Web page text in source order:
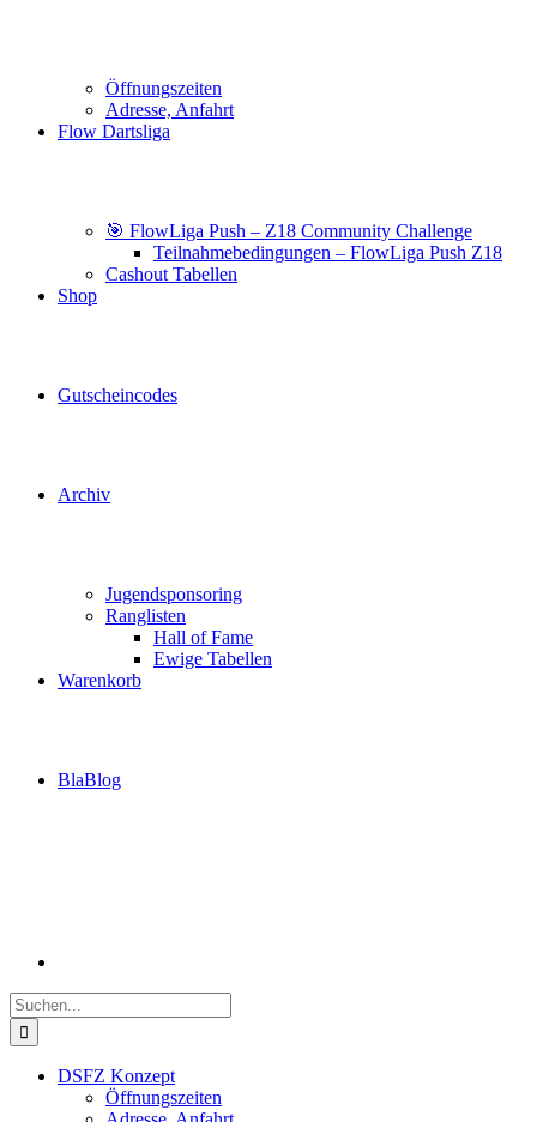
Öffnungszeiten
Adresse, Anfahrt
Flow Dartsliga
🎯 FlowLiga Push – Z18 Community Challenge
Teilnahmebedingungen – FlowLiga Push Z18
Cashout Tabellen
Shop
Gutscheincodes
Archiv
Jugendsponsoring
Ranglisten
Hall of Fame
Ewige Tabellen
Warenkorb
BlaBlog
Suche
nach:
DSFZ Konzept
Öffnungszeiten